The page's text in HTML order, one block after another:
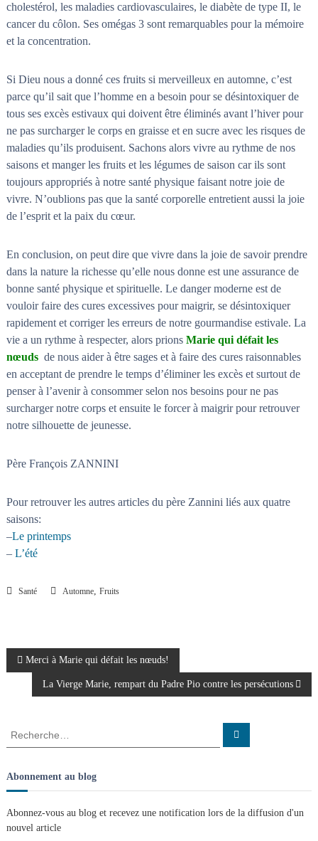
cholestérol, les maladies cardiovasculaires, le diabète de type II, le
cancer du côlon. Ses omégas 3 sont remarquables pour la mémoire
et la concentration.
Si Dieu nous a donné ces fruits si merveilleux en automne, c’est
parce qu’il sait que l’homme en a besoin pour se désintoxiquer de
tous ses excès estivaux qui doivent être éliminés avant l’hiver pour
ne pas surcharger le corps en graisse et en sucre avec les risques de
maladies qu’ils produisent. Sachons alors vivre au rythme de nos
saisons et manger les fruits et les légumes de saison car ils sont
toujours appropriés à notre santé physique faisant notre joie de
vivre. N’oublions pas que la santé corporelle entretient aussi la joie
de l’esprit et la paix du cœur.
En conclusion, on peut dire que vivre dans la joie de savoir prendre
dans la nature la richesse qu’elle nous donne est une assurance de
bonne santé physique et spirituelle. Le danger moderne est de
vouloir faire des cures excessives pour maigrir, se désintoxiquer
rapidement et corriger les erreurs de notre gourmandise estivale. La
vie a un rythme à respecter, alors prions Marie qui défait les
nœuds de nous aider à être sages et à faire des cures raisonnables
en acceptant de prendre le temps d’éliminer les excès et surtout de
penser à l’avenir à consommer selon nos besoins pour ne pas
surcharger notre corps et ensuite le forcer à maigrir pour retrouver
notre silhouette de jeunesse.
Père François ZANNINI
Pour retrouver les autres articles du père Zannini liés aux quatre
saisons:
–Le printemps
– L’été
Santé Automne, Fruits
N
v
g
a
Merci à Marie qui défait les nœuds!
La Vierge Marie, rempart du Padre Pio contre les persécutions
R
h
e
c
h
R
c
e
r
Abonnement au blog
Abonnez-vous au blog et recevez une notification lors de la diffusion d'un
nouvel article